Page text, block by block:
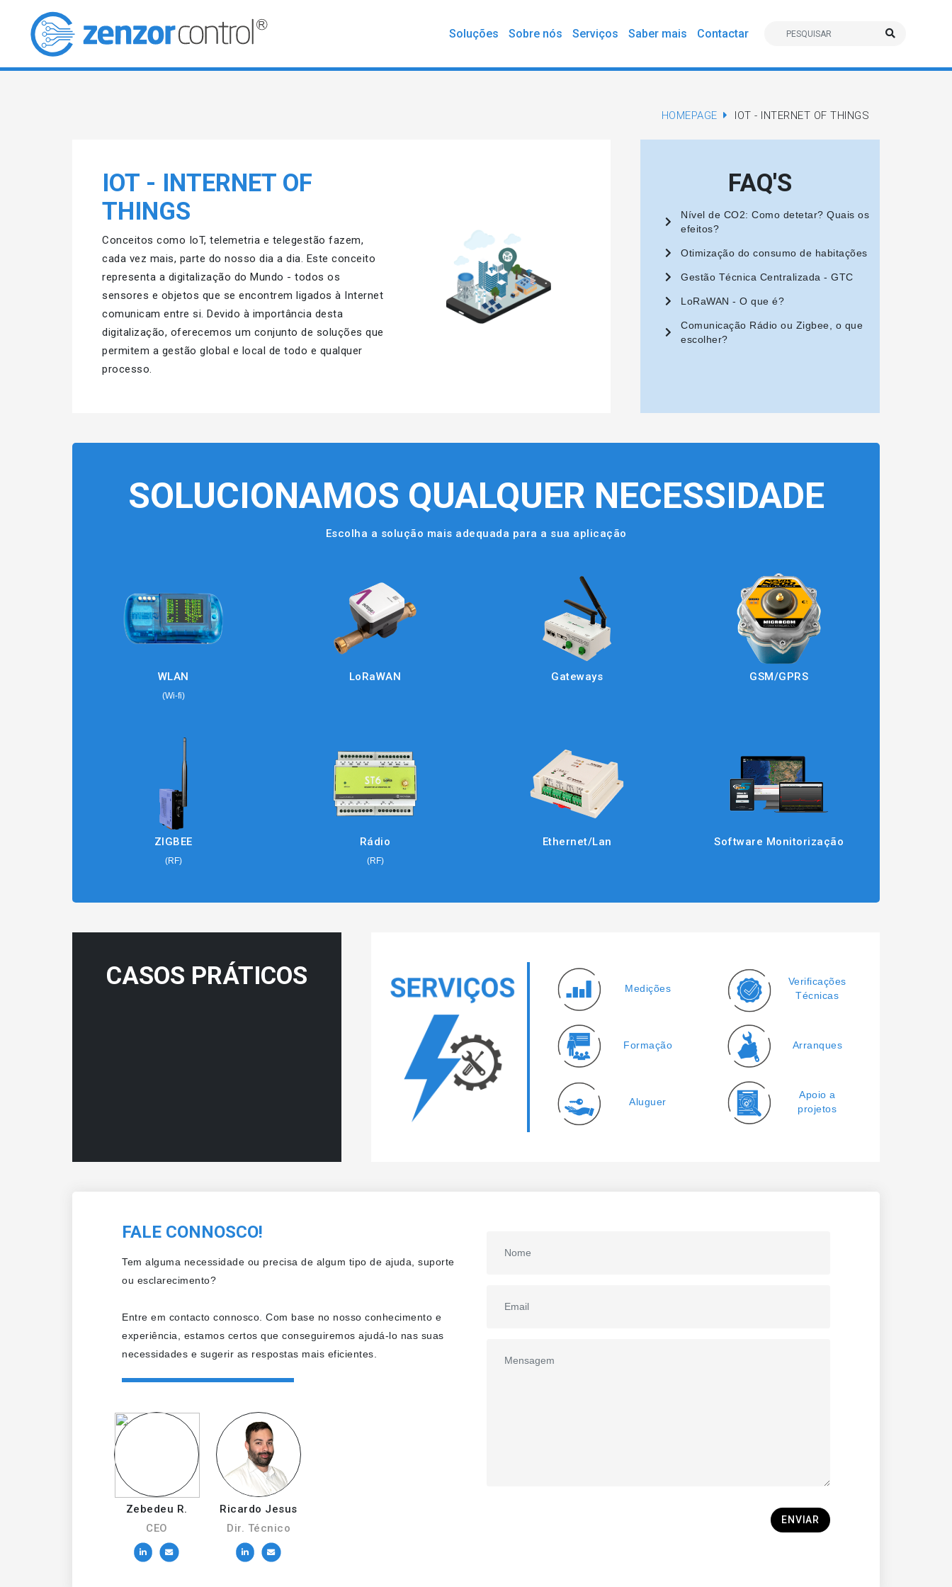
Soluções Sobre nós Serviços Saber mais Contactar
HOMEPAGE IOT - INTERNET OF THINGS
IOT - INTERNET OF
THINGS
Conceitos como IoT, telemetria e telegestão fazem,
cada vez mais, parte do nosso dia a dia. Este conceito
representa a digitalização do Mundo - todos os
sensores e objetos que se encontrem ligados à Internet
comunicam entre si. Devido à importância desta
digitalização, oferecemos um conjunto de soluções que
permitem a gestão global e local de todo e qualquer
processo.
FAQ'S
Nível de CO2: Como detetar? Quais os
efeitos?
Otimização do consumo de habitações
Gestão Técnica Centralizada - GTC
LoRaWAN - O que é?
Comunicação Rádio ou Zigbee, o que
escolher?
SOLUCIONAMOS QUALQUER NECESSIDADE
Escolha a solução mais adequada para a sua aplicação
WLAN
(Wi-fi)
LoRaWAN Gateways GSM/GPRS
ZIGBEE
(RF)
Rádio
(RF)
Ethernet/Lan Software Monitorização
CASOS PRÁTICOS Medições
Verificações
Técnicas
Formação Arranques
Aluguer
Apoio a
projetos
FALE CONNOSCO!
Tem alguma necessidade ou precisa de algum tipo de ajuda, suporte
ou esclarecimento?
Entre em contacto connosco. Com base no nosso conhecimento e
experiência, estamos certos que conseguiremos ajudá-lo nas suas
necessidades e sugerir as respostas mais eficientes.
Zebedeu R.
CEO
Ricardo Jesus
Dir. Técnico
ENVIAR